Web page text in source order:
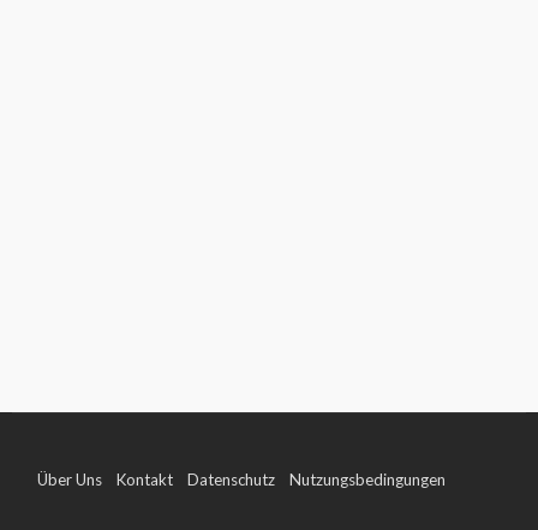
Über Uns Kontakt Datenschutz Nutzungsbedingungen